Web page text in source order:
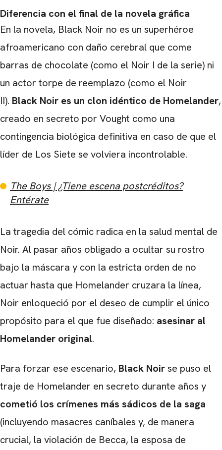
Diferencia con el final de la novela gráfica
En la novela, Black Noir no es un superhéroe
afroamericano con daño cerebral que come
barras de chocolate (como el Noir I de la serie) ni
un actor torpe de reemplazo (como el Noir
II). Black Noir es un clon idéntico de Homelander,
creado en secreto por Vought como una
contingencia biológica definitiva en caso de que el
líder de Los Siete se volviera incontrolable.
The Boys | ¿Tiene escena postcréditos?
Entérate
La tragedia del cómic radica en la salud mental de
Noir. Al pasar años obligado a ocultar su rostro
bajo la máscara y con la estricta orden de no
actuar hasta que Homelander cruzara la línea,
Noir enloqueció por el deseo de cumplir el único
propósito para el que fue diseñado: asesinar al
Homelander original.
Para forzar ese escenario, Black Noirse puso el
traje de Homelander en secreto durante años y
cometió los crímenes más sádicos de la saga
(incluyendo masacres caníbales y, de manera
crucial, la violación de Becca, la esposa de